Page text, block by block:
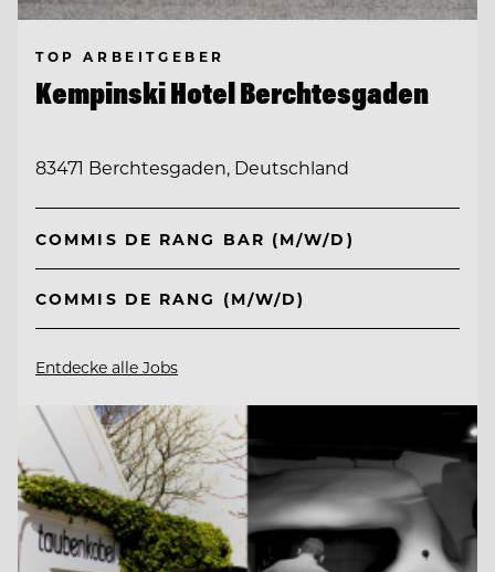
TOP ARBEITGEBER
Kempinski Hotel Berchtesgaden
83471 Berchtesgaden, Deutschland
COMMIS DE RANG BAR (M/W/D)
COMMIS DE RANG (M/W/D)
Entdecke alle Jobs